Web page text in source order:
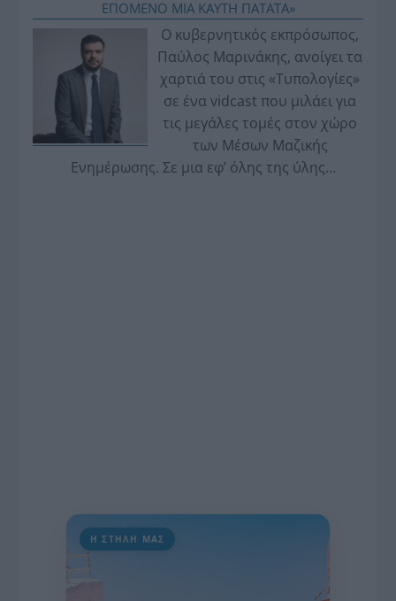
ΕΠΟΜΕΝΟ ΜΙΑ ΚΑΥΤΗ ΠΑΤΑΤΑ»
Ο κυβερνητικός εκπρόσωπος,
Παύλος Μαρινάκης, ανοίγει τα
χαρτιά του στις «Τυπολογίες»
σε ένα vidcast που μιλάει για
τις μεγάλες τομές στον χώρο
των Μέσων Μαζικής
Ενημέρωσης. Σε μια εφ’ όλης της ύλης
Η ΣΤΗΛΗ ΜΑΣ